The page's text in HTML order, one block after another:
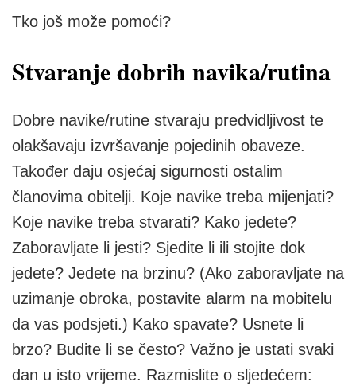
Tko još može pomoći?
Stvaranje dobrih navika/rutina
Dobre navike/rutine stvaraju predvidljivost te
olakšavaju izvršavanje pojedinih obaveze.
Također daju osjećaj sigurnosti ostalim
članovima obitelji. Koje navike treba mijenjati?
Koje navike treba stvarati? Kako jedete?
Zaboravljate li jesti? Sjedite li ili stojite dok
jedete? Jedete na brzinu? (Ako zaboravljate na
uzimanje obroka, postavite alarm na mobitelu
da vas podsjeti.) Kako spavate? Usnete li
brzo? Budite li se često? Važno je ustati svaki
dan u isto vrijeme. Razmislite o sljedećem: